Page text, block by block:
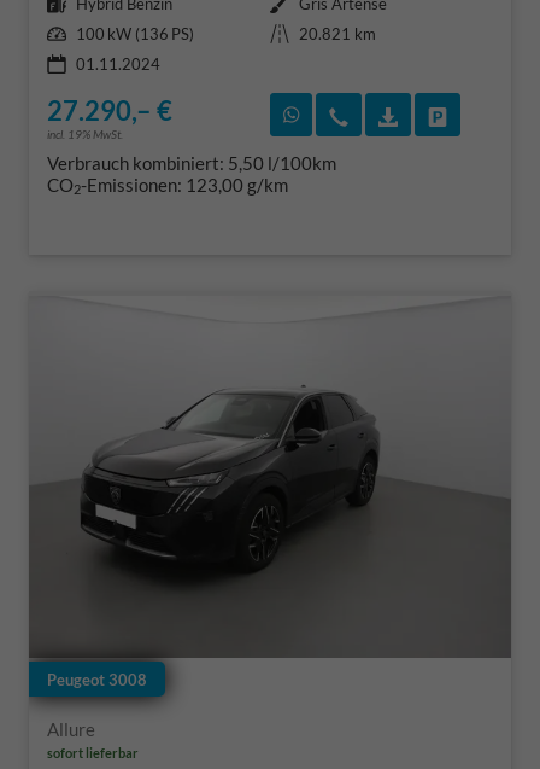
Leistung 100 kW (136 PS) Kilometerstand
20.821 km
01.11.2024
27.290,– €
incl. 19% MwSt.
Rückruf vereinbaren
Wir rufen Sie an
Verbrauch kombiniert: 5,50 l/100km
CO2-Emissionen: 123,00 g/km
Peugeot 3008
Allure
sofort lieferbar